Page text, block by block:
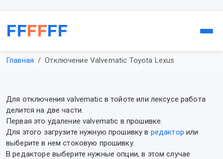
FFFFFF
Главная Отключение Valvematic Toyota Lexus
Для отключения valvematic в тойоте или лексусе работа
делится на две части.
Первая это удаление valvematic в прошивке.
Для этого загрузите нужную прошивку в редактор или
выберите в нем стоковую прошивку.
В редакторе выберите нужные опции, в этом случае